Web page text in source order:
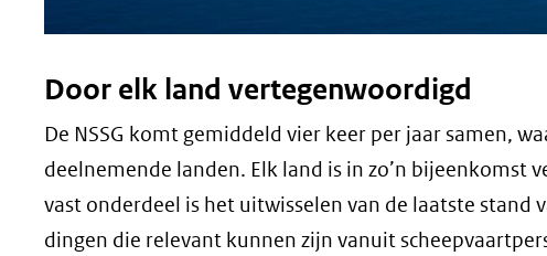
Door elk land vertegenwoordigd
De NSSG komt gemiddeld vier keer per jaar samen,
deelnemende landen. Elk land is in zo’n bijeenkomst
vast onderdeel is het uitwisselen van de laatste
dingen die relevant kunnen zijn vanuit